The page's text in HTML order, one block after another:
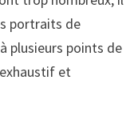
portraits de
plusieurs points de
et